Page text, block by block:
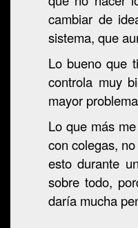
cambiar de
sistema, que
Lo bueno que
controla muy
mayor
Lo que más
con colegas,
esto durante
sobre todo,
daría mucha